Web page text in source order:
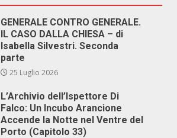
GENERALE CONTRO GENERALE.
IL CASO DALLA CHIESA – di
Isabella Silvestri. Seconda
parte
25 Luglio 2026
L’Archivio dell’Ispettore Di
Falco: Un Incubo Arancione
Accende la Notte nel Ventre del
Porto (Capitolo 33)